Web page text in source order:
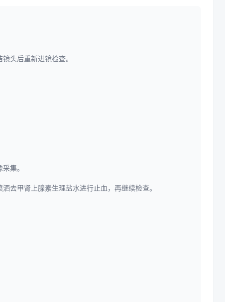
头后重新进镜检查。
集。
去甲肾上腺素生理盐水进行止血，再继续检查。